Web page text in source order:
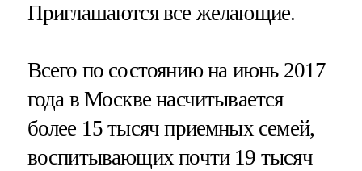
Приглашаются все желающие.
Всего по состоянию на июнь 2017
года в Москве насчитывается
более 15 тысяч приемных семей,
воспитывающих почти 19 тысяч